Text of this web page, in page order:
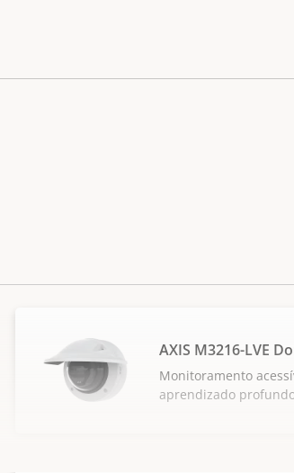
AXIS M3216-LVE
Monitoramento
aprendizado